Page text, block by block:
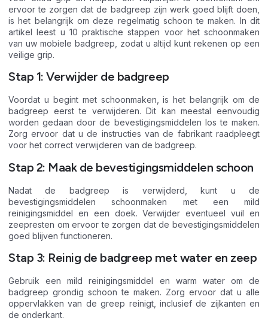
ervoor te zorgen dat de badgreep zijn werk goed blijft doen,
is het belangrijk om deze regelmatig schoon te maken. In dit
artikel leest u 10 praktische stappen voor het schoonmaken
van uw mobiele badgreep, zodat u altijd kunt rekenen op een
veilige grip.
Stap 1: Verwijder de badgreep
Voordat u begint met schoonmaken, is het belangrijk om de
badgreep eerst te verwijderen. Dit kan meestal eenvoudig
worden gedaan door de bevestigingsmiddelen los te maken.
Zorg ervoor dat u de instructies van de fabrikant raadpleegt
voor het correct verwijderen van de badgreep.
Stap 2: Maak de bevestigingsmiddelen schoon
Nadat de badgreep is verwijderd, kunt u de
bevestigingsmiddelen schoonmaken met een mild
reinigingsmiddel en een doek. Verwijder eventueel vuil en
zeepresten om ervoor te zorgen dat de bevestigingsmiddelen
goed blijven functioneren.
Stap 3: Reinig de badgreep met water en zeep
Gebruik een mild reinigingsmiddel en warm water om de
badgreep grondig schoon te maken. Zorg ervoor dat u alle
oppervlakken van de greep reinigt, inclusief de zijkanten en
de onderkant.